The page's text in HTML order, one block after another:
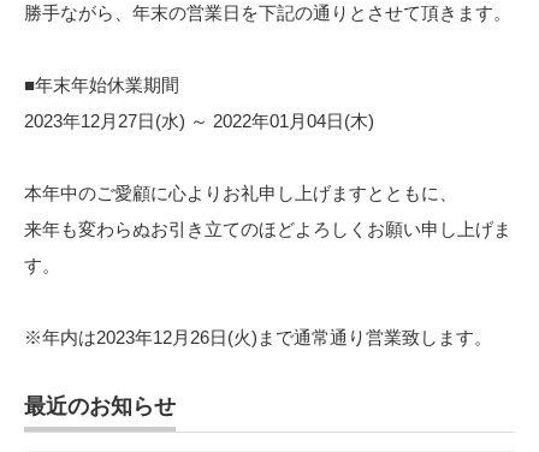
勝手ながら、年末の営業日を下記の通りとさせて頂きます。
■年末年始休業期間
2023年12月27日(水) ～ 2022年01月04日(木)
本年中のご愛顧に心よりお礼申し上げますとともに、
来年も変わらぬお引き立てのほどよろしくお願い申し上げま
す。
※年内は2023年12月26日(火)まで通常通り営業致します。
最近のお知らせ